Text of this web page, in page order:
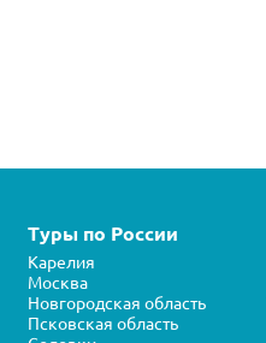
Туры по России
Карелия
Москва
Новгородская область
Псковская область